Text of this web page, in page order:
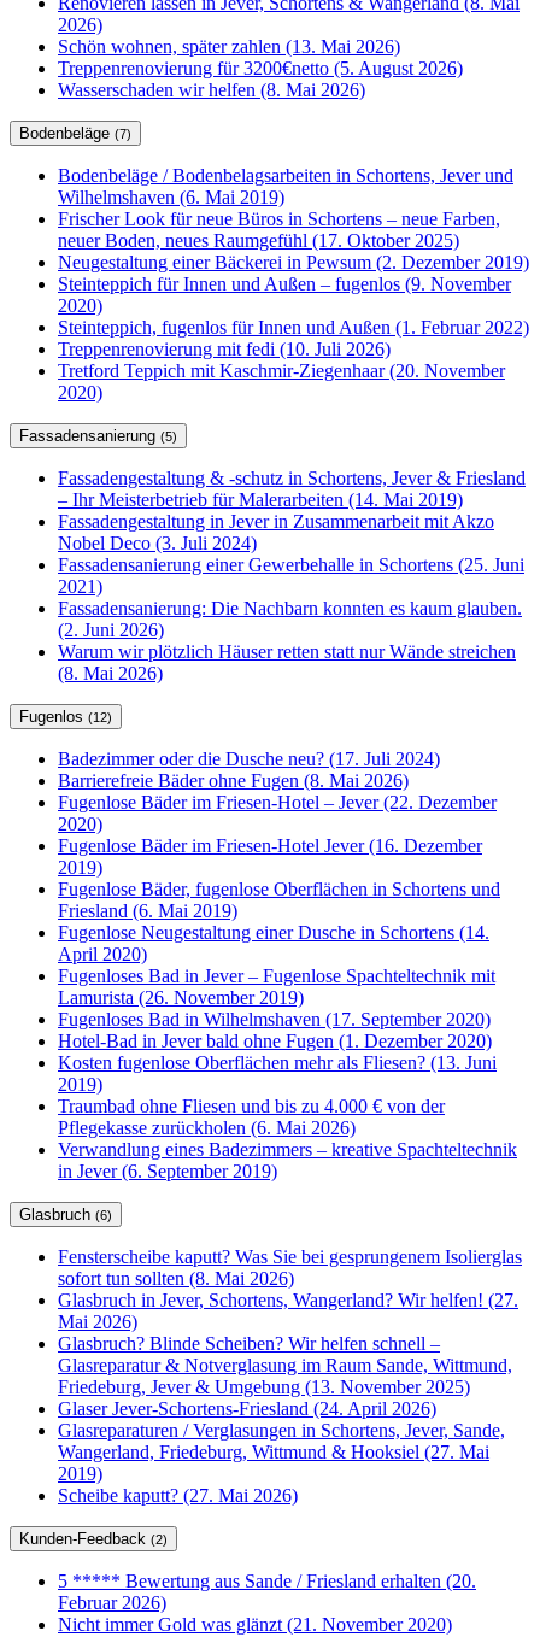
2026)
Schön wohnen, später zahlen (13. Mai 2026)
Treppenrenovierung für 3200€netto (5. August 2026)
Wasserschaden wir helfen (8. Mai 2026)
Bodenbeläge (7)
Bodenbeläge / Bodenbelagsarbeiten in Schortens, Jever und
Wilhelmshaven (6. Mai 2019)
Frischer Look für neue Büros in Schortens – neue Farben,
neuer Boden, neues Raumgefühl (17. Oktober 2025)
Neugestaltung einer Bäckerei in Pewsum (2. Dezember 2019)
Steinteppich für Innen und Außen – fugenlos (9. November
2020)
Steinteppich, fugenlos für Innen und Außen (1. Februar 2022)
Treppenrenovierung mit fedi (10. Juli 2026)
Tretford Teppich mit Kaschmir-Ziegenhaar (20. November
2020)
Fassadensanierung (5)
Fassadengestaltung & -schutz in Schortens, Jever & Friesland
– Ihr Meisterbetrieb für Malerarbeiten (14. Mai 2019)
Fassadengestaltung in Jever in Zusammenarbeit mit Akzo
Nobel Deco (3. Juli 2024)
Fassadensanierung einer Gewerbehalle in Schortens (25. Juni
2021)
Fassadensanierung: Die Nachbarn konnten es kaum glauben.
(2. Juni 2026)
Warum wir plötzlich Häuser retten statt nur Wände streichen
(8. Mai 2026)
Fugenlos (12)
Badezimmer oder die Dusche neu? (17. Juli 2024)
Barrierefreie Bäder ohne Fugen (8. Mai 2026)
Fugenlose Bäder im Friesen-Hotel – Jever (22. Dezember
2020)
Fugenlose Bäder im Friesen-Hotel Jever (16. Dezember
2019)
Fugenlose Bäder, fugenlose Oberflächen in Schortens und
Friesland (6. Mai 2019)
Fugenlose Neugestaltung einer Dusche in Schortens (14.
April 2020)
Fugenloses Bad in Jever – Fugenlose Spachteltechnik mit
Lamurista (26. November 2019)
Fugenloses Bad in Wilhelmshaven (17. September 2020)
Hotel-Bad in Jever bald ohne Fugen (1. Dezember 2020)
Kosten fugenlose Oberflächen mehr als Fliesen? (13. Juni
2019)
Traumbad ohne Fliesen und bis zu 4.000 € von der
Pflegekasse zurückholen (6. Mai 2026)
Verwandlung eines Badezimmers – kreative Spachteltechnik
in Jever (6. September 2019)
Glasbruch (6)
Fensterscheibe kaputt? Was Sie bei gesprungenem Isolierglas
sofort tun sollten (8. Mai 2026)
Glasbruch in Jever, Schortens, Wangerland? Wir helfen! (27.
Mai 2026)
Glasbruch? Blinde Scheiben? Wir helfen schnell –
Glasreparatur & Notverglasung im Raum Sande, Wittmund,
Friedeburg, Jever & Umgebung (13. November 2025)
Glaser Jever-Schortens-Friesland (24. April 2026)
Glasreparaturen / Verglasungen in Schortens, Jever, Sande,
Wangerland, Friedeburg, Wittmund & Hooksiel (27. Mai
2019)
Scheibe kaputt? (27. Mai 2026)
Kunden-Feedback (2)
5 ***** Bewertung aus Sande / Friesland erhalten (20.
Februar 2026)
Nicht immer Gold was glänzt (21. November 2020)